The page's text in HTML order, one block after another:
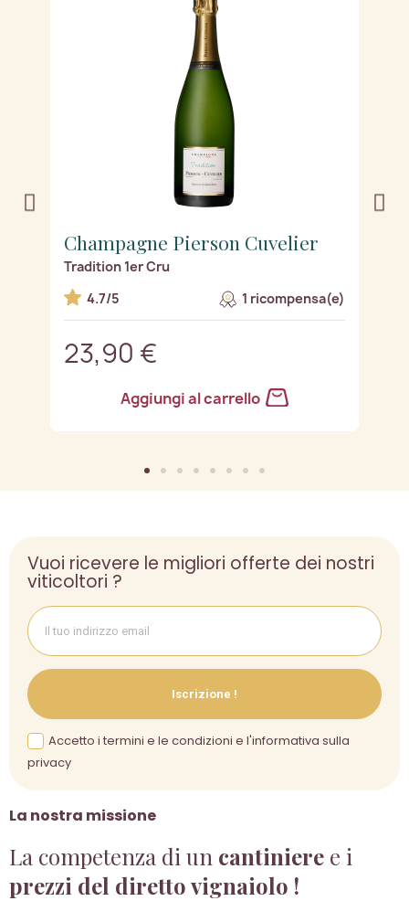
Champagne Pierson Cuvelier
Tradition 1er Cru
4.7/5
1 ricompensa(e)
23,90 €
Aggiungi al carrello
La nostra missione
La competenza di un cantiniere e i
prezzi del diretto vignaiolo !
Vuoi ricevere le migliori offerte dei nostri
viticoltori ?
Iscrizione !
Accetto i termini e le condizioni e l'informativa sulla
privacy